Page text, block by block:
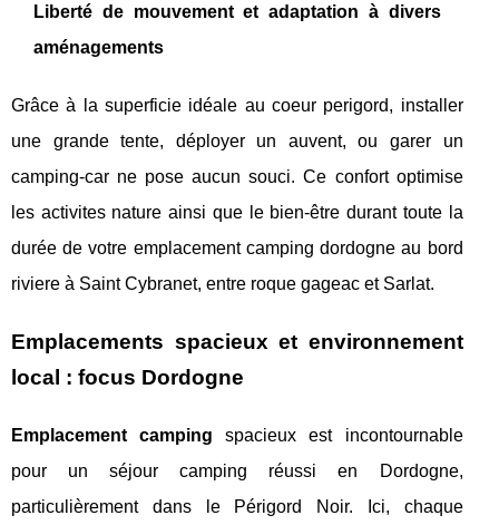
Liberté de mouvement et adaptation à divers
aménagements
Grâce à la superficie idéale au coeur perigord, installer
une grande tente, déployer un auvent, ou garer un
camping-car ne pose aucun souci. Ce confort optimise
les activites nature ainsi que le bien-être durant toute la
durée de votre emplacement camping dordogne au bord
riviere à Saint Cybranet, entre roque gageac et Sarlat.
Emplacements spacieux et environnement
local : focus Dordogne
Emplacement camping spacieux est incontournable
pour un séjour camping réussi en Dordogne,
particulièrement dans le Périgord Noir. Ici, chaque